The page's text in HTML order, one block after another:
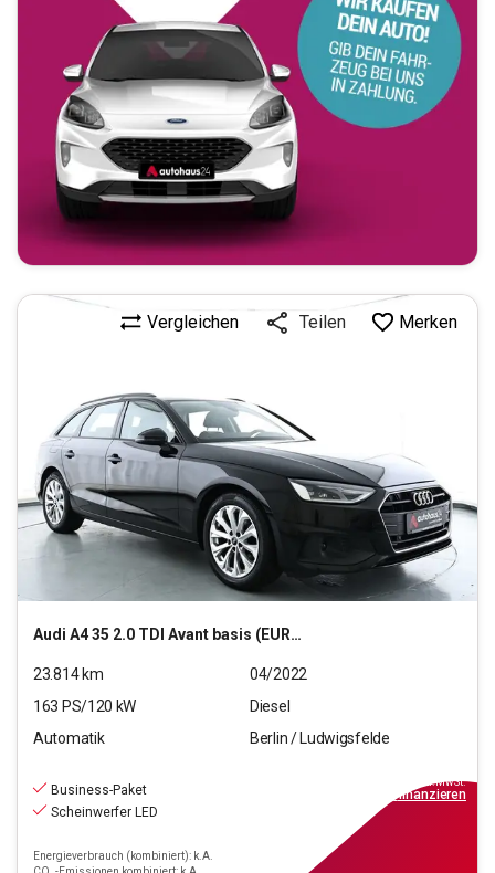
Audi A4 35 2.0 TDI Avant basis (EURO 6d)
Vergleichen Teilen Merken
23.814km
04/2022
163 PS/120 kW
Diesel
Automatik
Berlin / Ludwigsfelde
Business-Paket
Scheinwerfer LED
Energieverbrauch (kombiniert): k.A.
inkl.MwSt.
finanzieren